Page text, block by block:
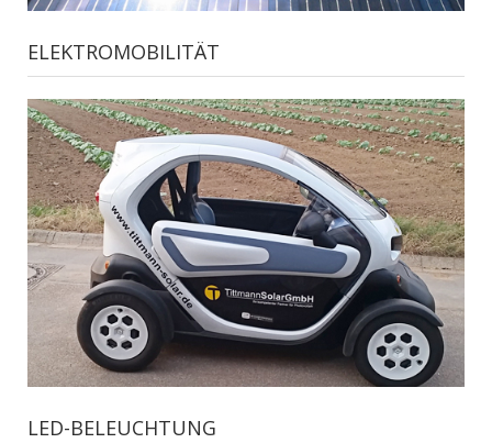
ELEKTROMOBILITÄT
LED-BELEUCHTUNG